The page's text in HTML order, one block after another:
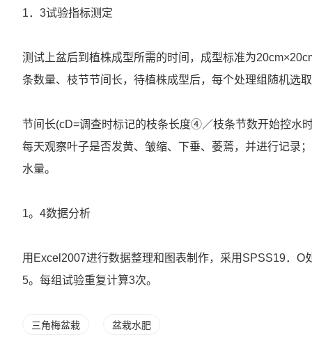
1．3试验指标测定
测试上盆后到植株成型所需的时间，成型标准为
条数量、枝节节间长，待植株成型后，每个处理组随机选
节间长(cD=调查时标记的枝条长度④／枝条节数开始控水
每天观察叶子是否发黄、皱缩、下垂、萎蔫，并进行记录
水量。
1。4数据分析
用Excel2007进行数据整理和图表制作，采用SPSS19．
5。每组试验重复计算3次。
三角梅盆栽 盆栽水肥